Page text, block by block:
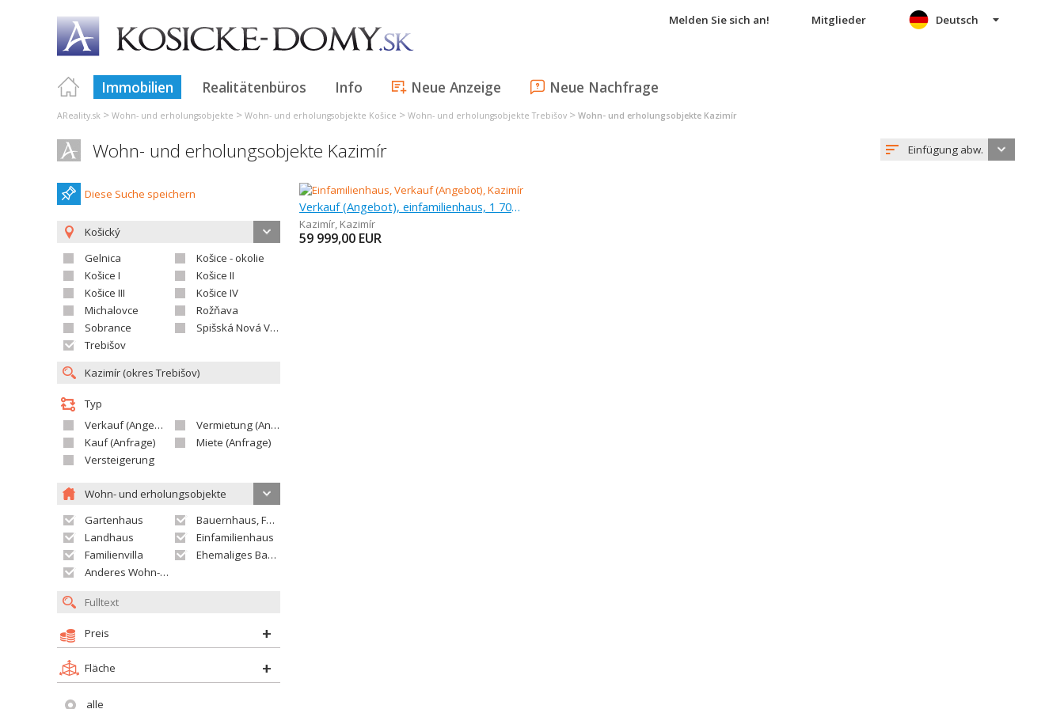
Melden Sie sich an! Mitglieder
Immobilien Realitätenbüros Info Neue Anzeige Neue Nachfrage
Deutsch
AReality.sk > Wohn- und erholungsobjekte > Wohn- und erholungsobjekte Košice > Wohn- und erholungsobjekte Trebišov > Wohn- und erholungsobjekte Kazimír
Wohn- und erholungsobjekte Kazimír Einfügung abw.
Diese Suche speichern
Košický
Gelnica
Košice - okolie
Košice I
Košice II
Košice III
Košice IV
Michalovce
Rožňava
Sobrance
Spišská Nová Ves
Trebišov
Typ
Verkauf (Angebot)
Vermietung (Angebot)
Kauf (Anfrage)
Miete (Anfrage)
Versteigerung
Wohn- und erholungsobjekte
Gartenhaus
Bauernhaus, Ferienhaus
Landhaus
Einfamilienhaus
Familienvilla
Ehemaliges Bauerngut
Anderes Wohn- oder Ferienobjekt
Preis
Fläche
alle
Verkauf (Angebot), einfamilienhaus, 1 705 m
Kazimír, Kazimír
59 999,00 EUR